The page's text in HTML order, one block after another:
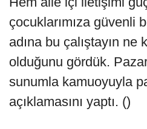
çocuklarımıza güvenli
adına bu çalıştayın ne
olduğunu gördük.
sunumla kamuoyuyla
açıklamasını yaptı. ()